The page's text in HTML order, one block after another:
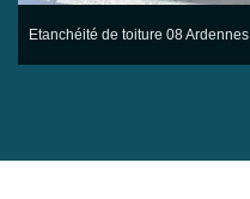
Etanchéité de toiture 08 Ardennes